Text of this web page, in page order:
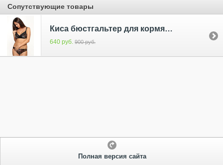
Сопутствующие товары
Киса бюстгальтер для кормящих без кости
640 руб. 900 руб.
Полная версия сайта